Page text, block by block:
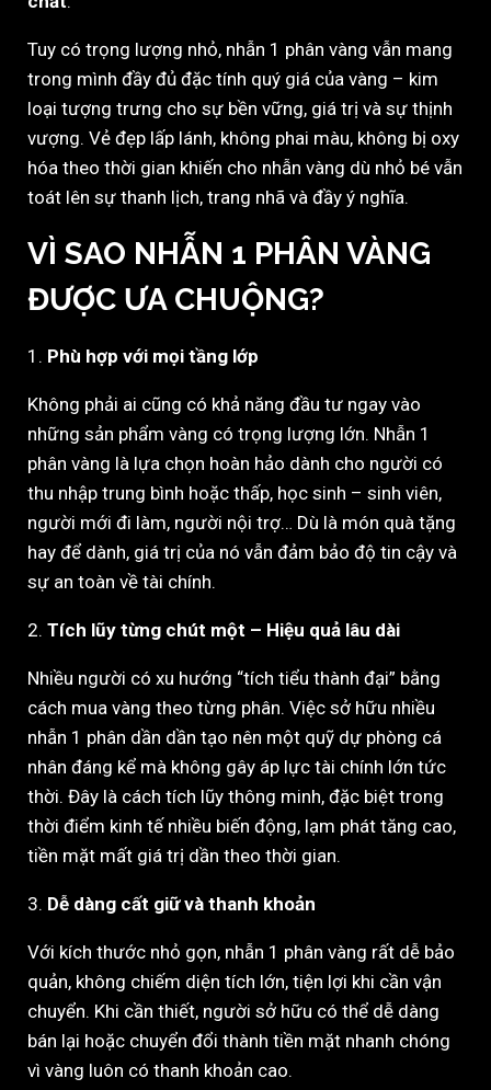
Tuy có trọng lượng nhỏ, nhẫn 1 phân vàng vẫn mang
trong mình đầy đủ đặc tính quý giá của vàng – kim
loại tượng trưng cho sự bền vững, giá trị và sự thịnh
vượng. Vẻ đẹp lấp lánh, không phai màu, không bị oxy
hóa theo thời gian khiến cho nhẫn vàng dù nhỏ bé vẫn
toát lên sự thanh lịch, trang nhã và đầy ý nghĩa.
VÌ SAO NHẪN 1 PHÂN VÀNG
ĐƯỢC ƯA CHUỘNG?
1. Phù hợp với mọi tầng lớp
Không phải ai cũng có khả năng đầu tư ngay vào
những sản phẩm vàng có trọng lượng lớn. Nhẫn 1
phân vàng là lựa chọn hoàn hảo dành cho người có
thu nhập trung bình hoặc thấp, học sinh – sinh viên,
người mới đi làm, người nội trợ… Dù là món quà tặng
hay để dành, giá trị của nó vẫn đảm bảo độ tin cậy và
sự an toàn về tài chính.
2. Tích lũy từng chút một – Hiệu quả lâu dài
Nhiều người có xu hướng “tích tiểu thành đại” bằng
cách mua vàng theo từng phân. Việc sở hữu nhiều
nhẫn 1 phân dần dần tạo nên một quỹ dự phòng cá
nhân đáng kể mà không gây áp lực tài chính lớn tức
thời. Đây là cách tích lũy thông minh, đặc biệt trong
thời điểm kinh tế nhiều biến động, lạm phát tăng cao,
tiền mặt mất giá trị dần theo thời gian.
3. Dễ dàng cất giữ và thanh khoản
Với kích thước nhỏ gọn, nhẫn 1 phân vàng rất dễ bảo
quản, không chiếm diện tích lớn, tiện lợi khi cần vận
chuyển. Khi cần thiết, người sở hữu có thể dễ dàng
bán lại hoặc chuyển đổi thành tiền mặt nhanh chóng
vì vàng luôn có thanh khoản cao.